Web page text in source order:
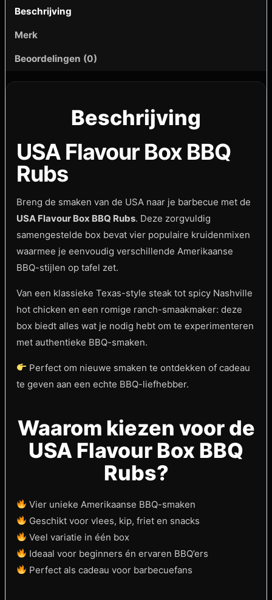
Beschrijving
Merk
Beoordelingen (0)
Beschrijving
USA Flavour Box BBQ
Rubs
Breng de smaken van de USA naar je barbecue met de
USA Flavour Box BBQ Rubs. Deze zorgvuldig
samengestelde box bevat vier populaire kruidenmixen
waarmee je eenvoudig verschillende Amerikaanse
BBQ-stijlen op tafel zet.
Van een klassieke Texas-style steak tot spicy Nashville
hot chicken en een romige ranch-smaakmaker: deze
box biedt alles wat je nodig hebt om te experimenteren
met authentieke BBQ-smaken.
Perfect om nieuwe smaken te ontdekken of cadeau
te geven aan een echte BBQ-liefhebber.
Waarom kiezen voor de
USA Flavour Box BBQ
Rubs?
Vier unieke Amerikaanse BBQ-smaken
Geschikt voor vlees, kip, friet en snacks
Veel variatie in één box
Ideaal voor beginners én ervaren BBQ’ers
Perfect als cadeau voor barbecuefans